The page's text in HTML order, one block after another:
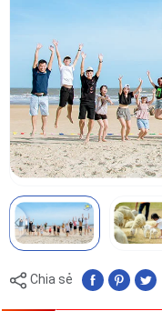
Chia sẻ